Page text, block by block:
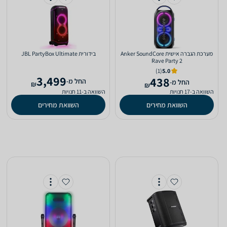
‏מערכת הגברה אישית Anker SoundCore
Rave Party 2
5.0
(1)
‫החל מ-438
₪
השוואה ב-17 חנויות
השוואת מחירים
‏בידורית JBL PartyBox Ultimate
‫החל מ-3,499
₪
השוואה ב-11 חנויות
השוואת מחירים